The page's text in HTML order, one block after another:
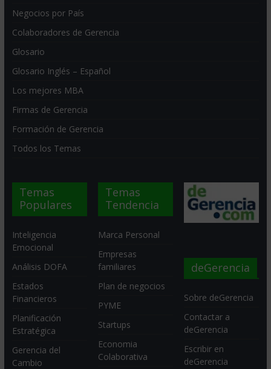
Negocios por País
Colaboradores de Gerencia
Glosario
Glosario Inglés – Español
Los mejores MBA
Firmas de Gerencia
Formación de Gerencia
Todos los Temas
Temas
Populares
Inteligencia
Emocional
Análisis DOFA
Estados
Financieros
Planificación
Estratégica
Gerencia del
Cambio
Temas
Tendencia
Marca Personal
Empresas
familiares
Plan de negocios
PYME
Startups
Economia
Colaborativa
deGerencia
Sobre deGerencia
Contactar a
deGerencia
Escribir en
deGerencia